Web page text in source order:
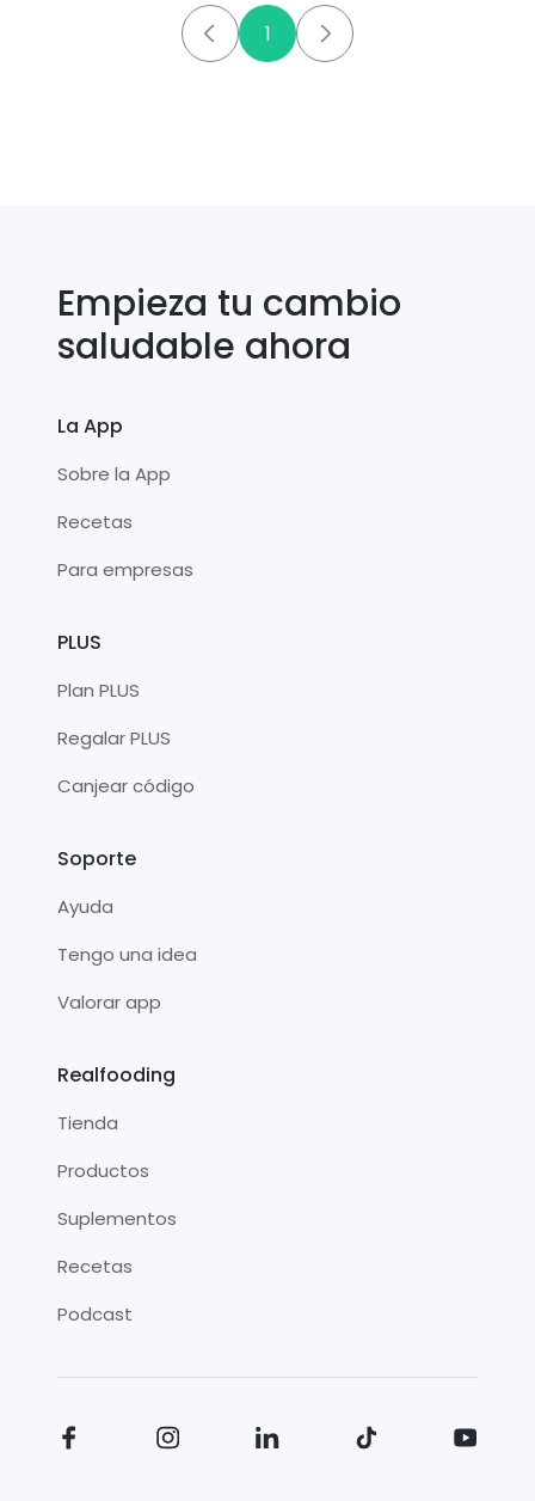
1
Empieza tu cambio
saludable ahora
La App
Sobre la App
Recetas
Para empresas
PLUS
Plan PLUS
Regalar PLUS
Canjear código
Soporte
Ayuda
Tengo una idea
Valorar app
Realfooding
Tienda
Productos
Suplementos
Recetas
Podcast